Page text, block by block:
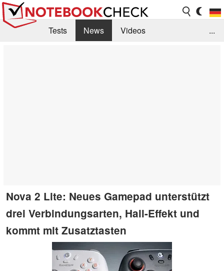
Tests News
Videos
...
Nova 2 Lite: Neues Gamepad unterstützt
drei Verbindungsarten, Hall-Effekt und
kommt mit Zusatztasten